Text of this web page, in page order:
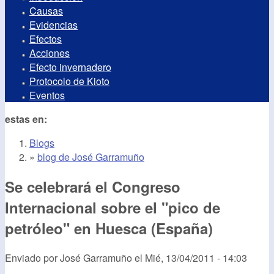
Causas
Evidencias
Efectos
Acciones
Efecto invernadero
Protocolo de Kioto
Eventos
estas en:
Blogs
» blog de José Garramuño
Se celebrará el Congreso
Internacional sobre el "pico de
petróleo" en Huesca (España)
Enviado porJosé Garramuño el Mié, 13/04/2011 - 14:03